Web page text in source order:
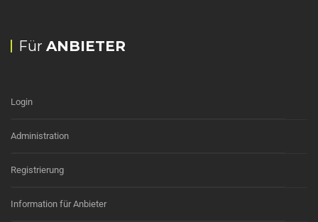
Für ANBIETER
Login
Administration
Registrierung
Information für Anbieter